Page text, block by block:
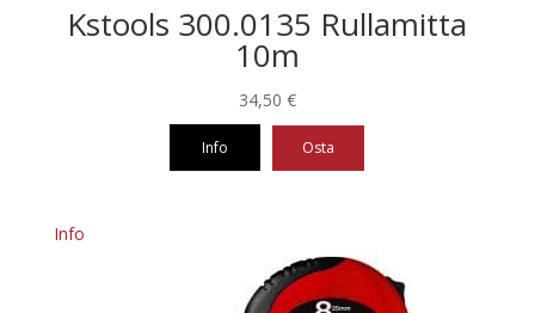
Kstools 300.0135 Rullamitta
10m
34,50 €
Info Osta
Info